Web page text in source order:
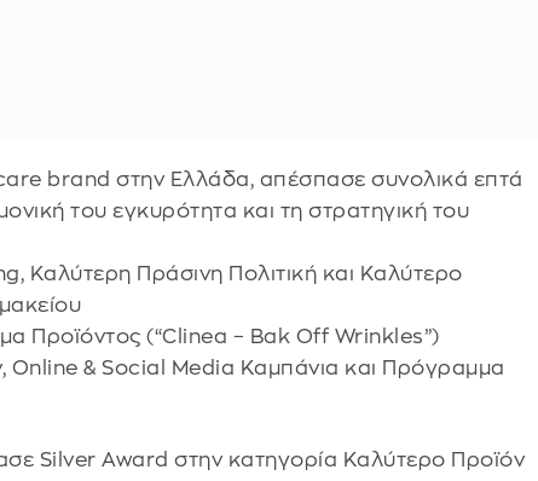
brand στην Ελλάδα, απέσπασε συνολικά επτά
του εγκυρότητα και τη στρατηγική του
Πράσινη Πολιτική και Καλύτερο
Προϊόντος (“Clinea – Bak Off Wrinkles”)
& Social Media Καμπάνια και Πρόγραμμα
Silver Award στην κατηγορία Καλύτερο Προϊόν